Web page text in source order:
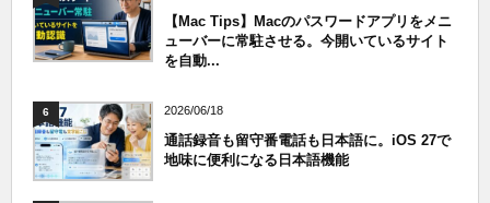
【Mac Tips】Macのパスワードアプリをメニ
ューバーに常駐させる。今開いているサイト
を自動...
6 2026/06/18
通話録音も留守番電話も日本語に。iOS 27で
地味に便利になる日本語機能